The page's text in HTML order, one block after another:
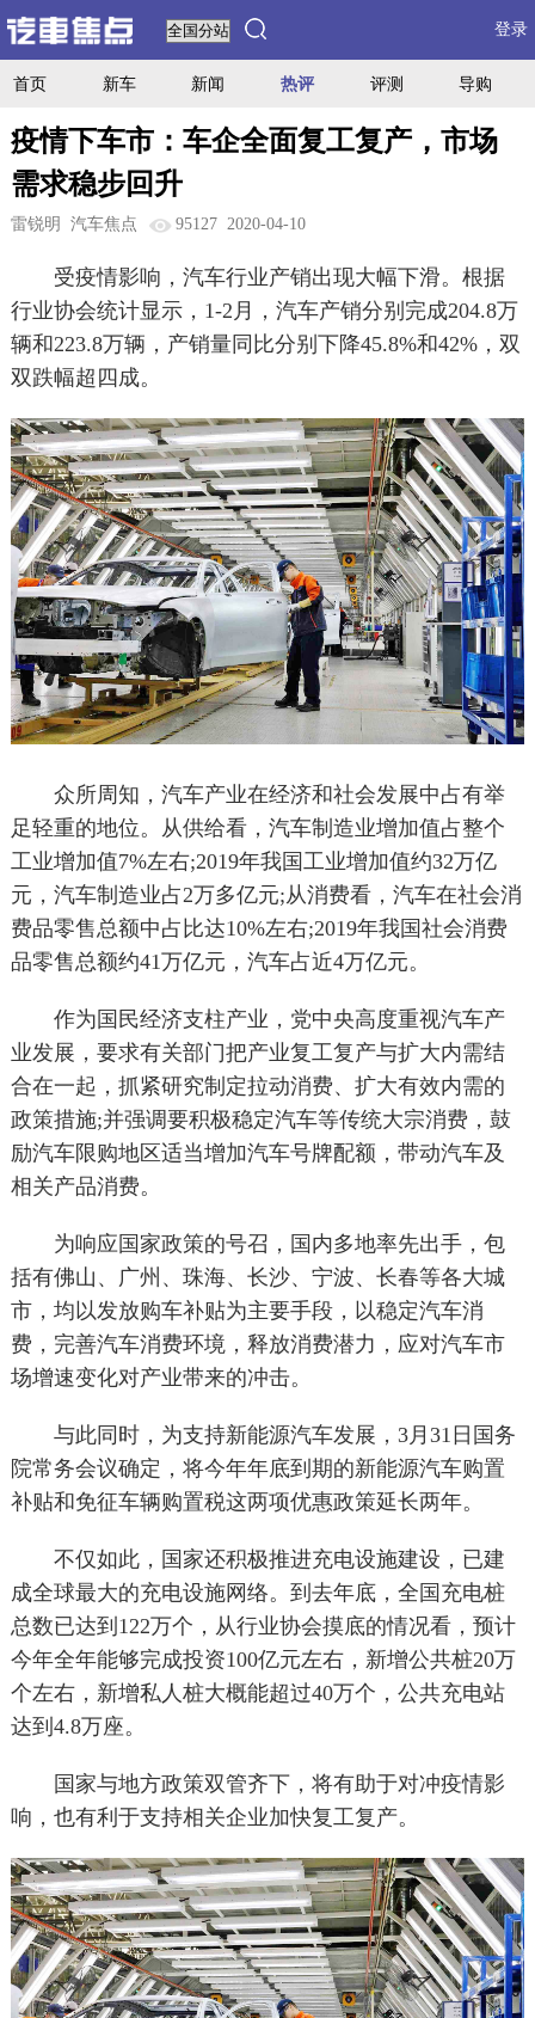
登录
首页 新车 新闻 热评 评测 导购
疫情下车市：车企全面复工复产，市场
需求稳步回升
雷锐明 汽车焦点 95127 2020-04-10
受疫情影响，汽车行业产销出现大幅下滑。根据
行业协会统计显示，1-2月，汽车产销分别完成204.8万
辆和223.8万辆，产销量同比分别下降45.8%和42%，双
双跌幅超四成。
众所周知，汽车产业在经济和社会发展中占有举
足轻重的地位。从供给看，汽车制造业增加值占整个
工业增加值7%左右;2019年我国工业增加值约32万亿
元，汽车制造业占2万多亿元;从消费看，汽车在社会消
费品零售总额中占比达10%左右;2019年我国社会消费
品零售总额约41万亿元，汽车占近4万亿元。
作为国民经济支柱产业，党中央高度重视汽车产
业发展，要求有关部门把产业复工复产与扩大内需结
合在一起，抓紧研究制定拉动消费、扩大有效内需的
政策措施;并强调要积极稳定汽车等传统大宗消费，鼓
励汽车限购地区适当增加汽车号牌配额，带动汽车及
相关产品消费。
为响应国家政策的号召，国内多地率先出手，包
括有佛山、广州、珠海、长沙、宁波、长春等各大城
市，均以发放购车补贴为主要手段，以稳定汽车消
费，完善汽车消费环境，释放消费潜力，应对汽车市
场增速变化对产业带来的冲击。
与此同时，为支持新能源汽车发展，3月31日国务
院常务会议确定，将今年年底到期的新能源汽车购置
补贴和免征车辆购置税这两项优惠政策延长两年。
不仅如此，国家还积极推进充电设施建设，已建
成全球最大的充电设施网络。到去年底，全国充电桩
总数已达到122万个，从行业协会摸底的情况看，预计
今年全年能够完成投资100亿元左右，新增公共桩20万
个左右，新增私人桩大概能超过40万个，公共充电站
达到4.8万座。
国家与地方政策双管齐下，将有助于对冲疫情影
响，也有利于支持相关企业加快复工复产。